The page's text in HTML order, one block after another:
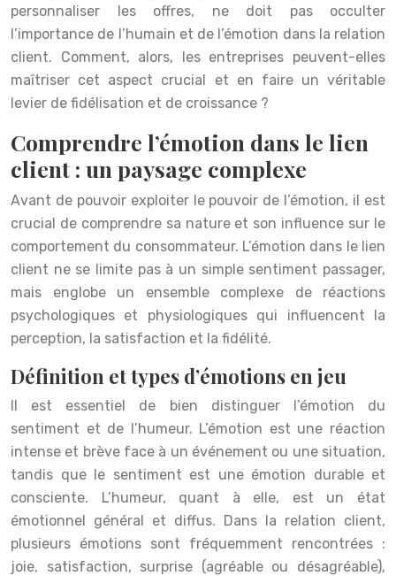
personnaliser les offres, ne doit pas occulter
l’importance de l’humain et de l’émotion dans la relation
client. Comment, alors, les entreprises peuvent-elles
maîtriser cet aspect crucial et en faire un véritable
levier de fidélisation et de croissance ?
Comprendre l’émotion dans le lien
client : un paysage complexe
Avant de pouvoir exploiter le pouvoir de l’émotion, il est
crucial de comprendre sa nature et son influence sur le
comportement du consommateur. L’émotion dans le lien
client ne se limite pas à un simple sentiment passager,
mais englobe un ensemble complexe de réactions
psychologiques et physiologiques qui influencent la
perception, la satisfaction et la fidélité.
Définition et types d’émotions en jeu
Il est essentiel de bien distinguer l’émotion du
sentiment et de l’humeur. L’émotion est une réaction
intense et brève face à un événement ou une situation,
tandis que le sentiment est une émotion durable et
consciente. L’humeur, quant à elle, est un état
émotionnel général et diffus. Dans la relation client,
plusieurs émotions sont fréquemment rencontrées :
joie, satisfaction, surprise (agréable ou désagréable),